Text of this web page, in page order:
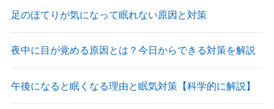
足のほてりが気になって眠れない原因と対策
夜中に目が覚める原因とは？今日からできる対策を解説
午後になると眠くなる理由と眠気対策【科学的に解説】